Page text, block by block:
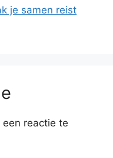
je samen reist
een reactie te